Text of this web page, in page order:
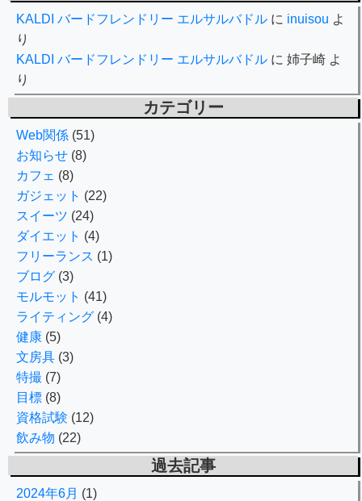
KALDI バードフレンドリー エルサルバドル に inuisou よ
り
KALDI バードフレンドリー エルサルバドル に 姉子崎 よ
り
カテゴリー
Web関係 (51)
お知らせ (8)
カフェ (8)
ガジェット (22)
スイーツ (24)
ダイエット (4)
フリーランス (1)
ブログ (3)
モルモット (41)
ライティング (4)
健康 (5)
文房具 (3)
特撮 (7)
目標 (8)
資格試験 (12)
飲み物 (22)
過去記事
2024年6月 (1)